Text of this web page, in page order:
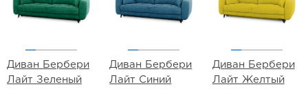
Диван Бербери
Лайт Зеленый
Диван Бербери
Лайт Синий
Диван Бербери
Лайт Желтый